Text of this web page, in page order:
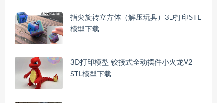
指尖旋转立方体（解压玩具）3D打印STL
模型下载
3D打印模型 铰接式全动摆件小火龙V2
STL模型下载